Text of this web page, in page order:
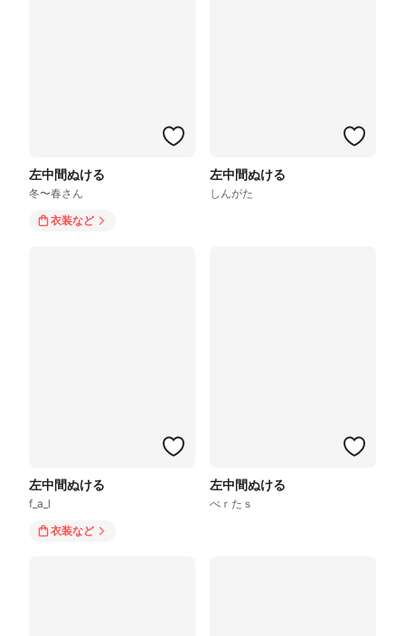
左中間ぬける
冬〜春さん
衣装など
左中間ぬける
しんがた
左中間ぬける
f_a_l
衣装など
左中間ぬける
べｒたｓ